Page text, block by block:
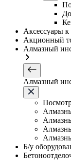
Аксессуары
Акционный
Алмазный
Алмазный
Б/у